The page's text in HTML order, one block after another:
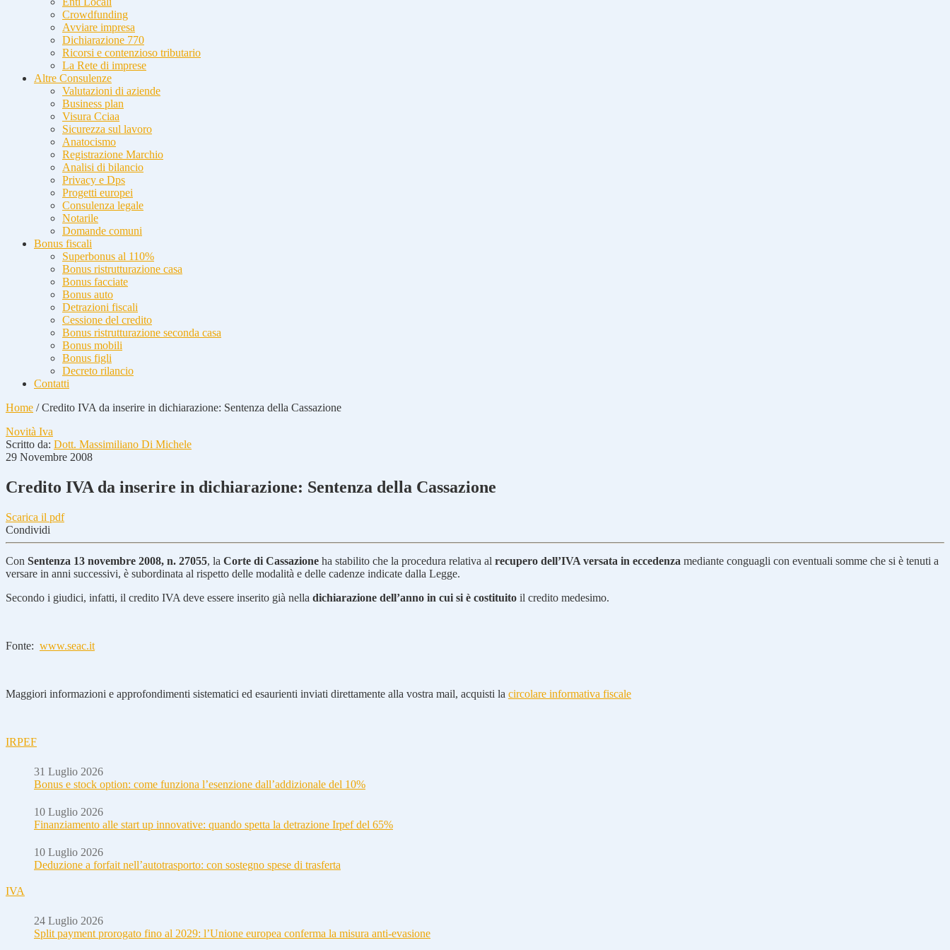
Crowdfunding
Avviare impresa
Dichiarazione 770
Ricorsi e contenzioso tributario
La Rete di imprese
Altre Consulenze
Valutazioni di aziende
Business plan
Visura Cciaa
Sicurezza sul lavoro
Anatocismo
Registrazione Marchio
Analisi di bilancio
Privacy e Dps
Progetti europei
Consulenza legale
Notarile
Domande comuni
Bonus fiscali
Superbonus al 110%
Bonus ristrutturazione casa
Bonus facciate
Bonus auto
Detrazioni fiscali
Cessione del credito
Bonus ristrutturazione seconda casa
Bonus mobili
Bonus figli
Decreto rilancio
Contatti
Home /Credito IVA da inserire in dichiarazione: Sentenza della Cassazione
Novità Iva
Scritto da: Dott. Massimiliano Di Michele
29 Novembre 2008
Credito IVA da inserire in dichiarazione: Sentenza della Cassazione
Scarica il pdf
Condividi
Con Sentenza 13 novembre 2008, n. 27055, la Corte di Cassazione ha stabilito che la procedura relativa al recupero dell’IVA versata in eccedenza mediante conguagli con eventuali somme che si è tenuti a
versare in anni successivi, è subordinata al rispetto delle modalità e delle cadenze indicate dalla Legge.
Secondo i giudici, infatti, il credito IVA deve essere inserito già nella dichiarazione dell’anno in cui si è costituito il credito medesimo.
Fonte: www.seac.it
Maggiori informazioni e approfondimenti sistematici ed esaurienti inviati direttamente alla vostra mail, acquisti la circolare informativa fiscale
IRPEF
31 Luglio 2026
Bonus e stock option: come funziona l’esenzione dall’addizionale del 10%
10 Luglio 2026
Finanziamento alle start up innovative: quando spetta la detrazione Irpef del 65%
10 Luglio 2026
Deduzione a forfait nell’autotrasporto: con sostegno spese di trasferta
IVA
24 Luglio 2026
Split payment prorogato fino al 2029: l’Unione europea conferma la misura anti-evasione